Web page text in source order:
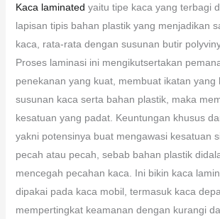
Kaca laminated yaitu tipe kaca yang terbagi
lapisan tipis bahan plastik yang menjadikan
kaca, rata-rata dengan susunan butir
Proses laminasi ini mengikutsertakan
penekanan yang kuat, membuat ikatan yang
susunan kaca serta bahan plastik, maka
kesatuan yang padat. Keuntungan khusus
yakni potensinya buat mengawasi kesatuan
pecah atau pecah, sebab bahan plastik
mencegah pecahan kaca. Ini bikin kaca
dipakai pada kaca mobil, termasuk kaca
mempertingkat keamanan dengan kurangi